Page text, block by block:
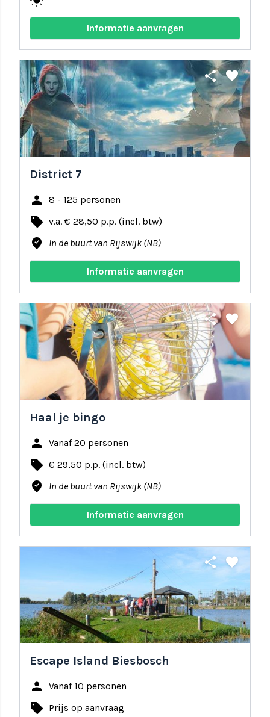
Informatie aanvragen
share favorite
District 7
person 8 - 125 personen
local_offer v.a. € 28,50 p.p. (incl. btw)
where_to_vote In de buurt van Rijswijk (NB)
Informatie aanvragen
share favorite
Haal je bingo
person Vanaf 20 personen
local_offer € 29,50 p.p. (incl. btw)
where_to_vote In de buurt van Rijswijk (NB)
Informatie aanvragen
share favorite
Escape Island Biesbosch
person Vanaf 10 personen
local_offer Prijs op aanvraag